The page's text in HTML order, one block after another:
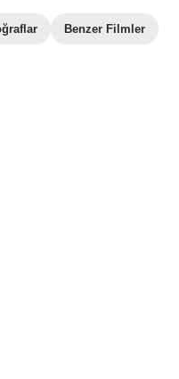
Benzer Filmler